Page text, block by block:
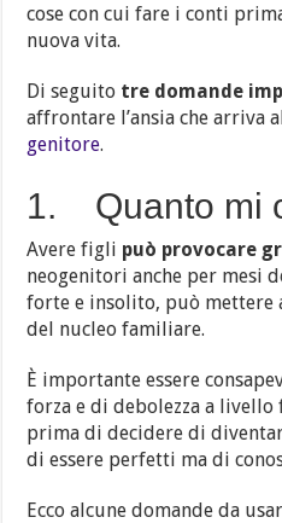
cose con cui fare i conti
nuova vita.
Di seguito tre domande
affrontare l’ansia che arriva
genitore.
1. Quanto mi
Avere figli può provocare
neogenitori anche per mesi
forte e insolito, può mettere
del nucleo familiare.
È importante essere
forza e di debolezza a
prima di decidere di
di essere perfetti ma di
Ecco alcune domande da